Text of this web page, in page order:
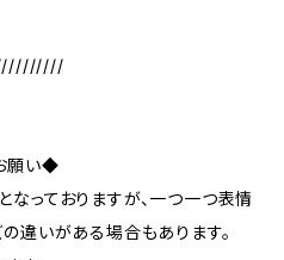
願い◆
っておりますが、一つ一つ表情
違いがある場合もあります。